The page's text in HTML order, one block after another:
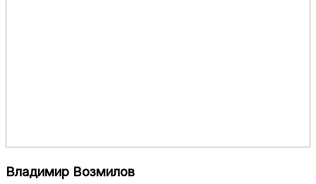
Владимир Возмилов